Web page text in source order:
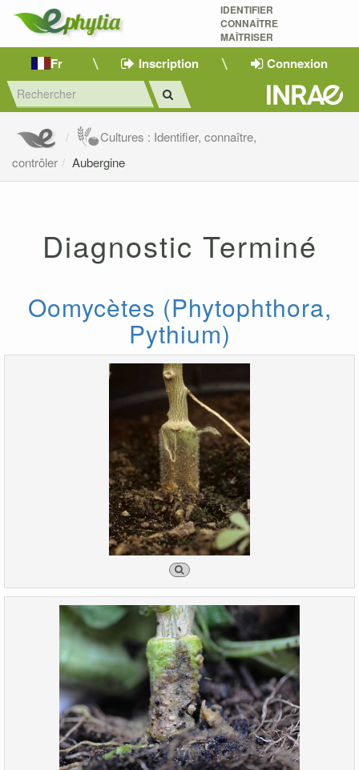
IDENTIFIER
CONNAÎTRE
MAÎTRISER
Fr Inscription Connexion
Cultures : Identifier, connaître,
contrôler
Aubergine
Diagnostic Terminé
Oomycètes (Phytophthora,
Pythium)